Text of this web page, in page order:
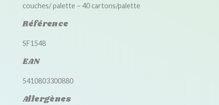
couches/ palette – 40 cartons/palette
Référence
SF1548
EAN
5410803300880
Allergènes